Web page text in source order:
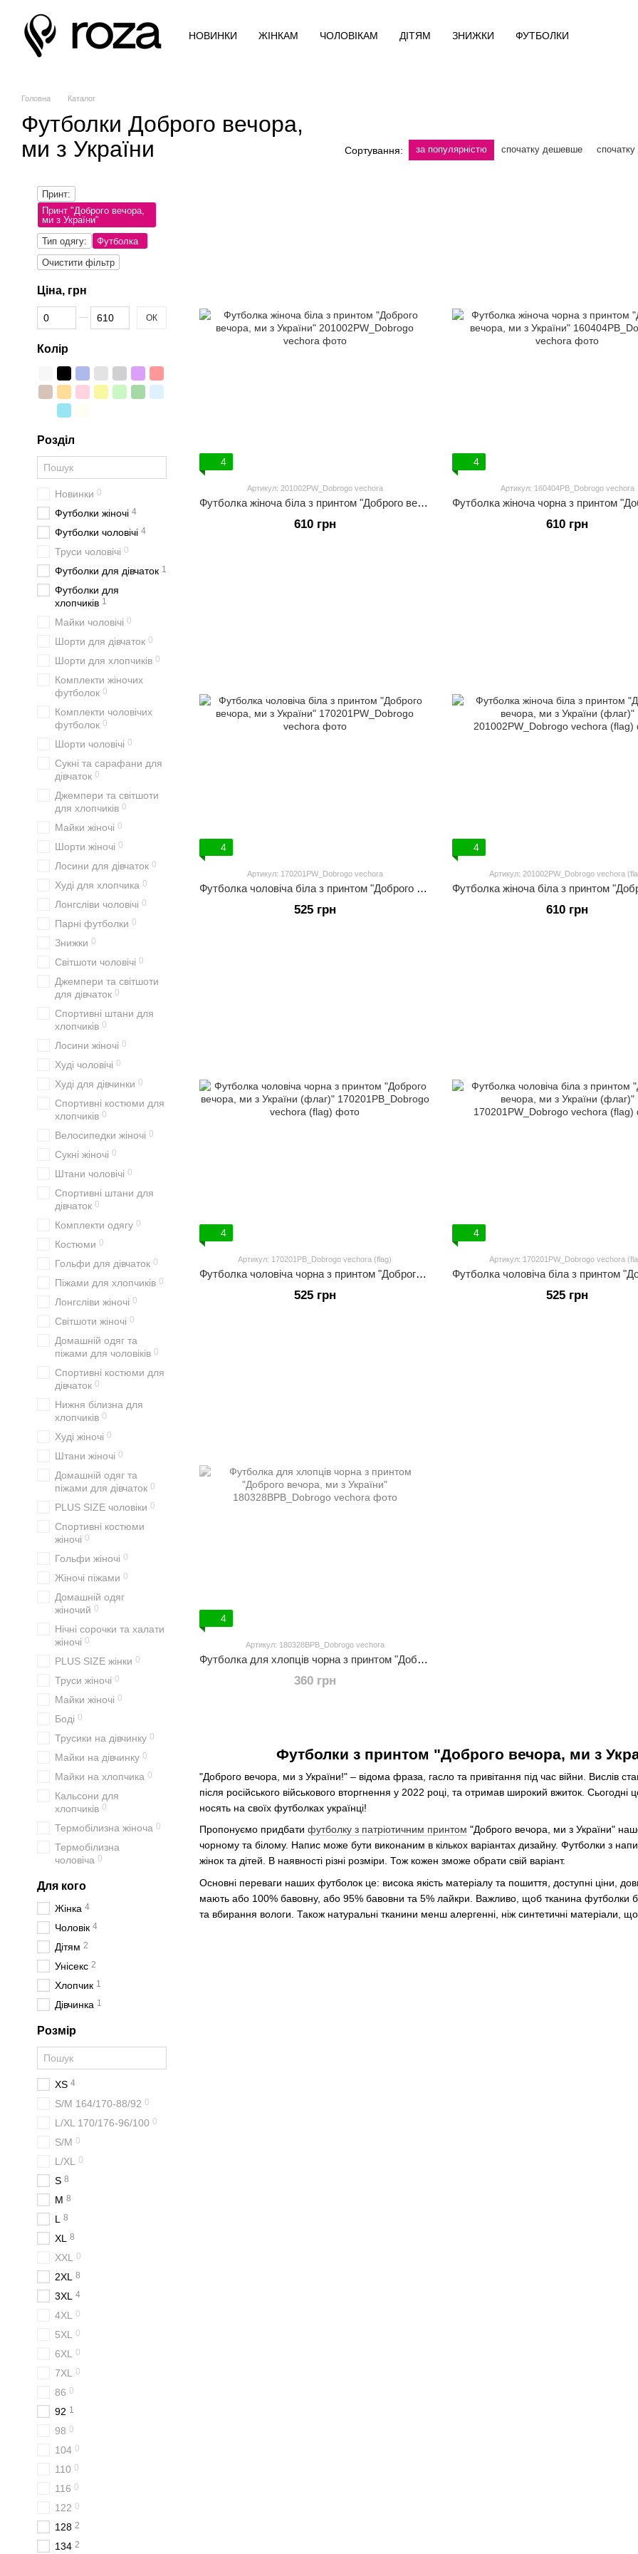
НОВИНКИ ЖІНКАМ ЧОЛОВІКАМ ДІТЯМ ЗНИЖКИ ФУТБОЛКИ
Головна Каталог
Футболки Доброго вечора,
ми з України
Сортування: за популярністю спочатку дешевше спочатку
Футболки з принтом "Доброго вечора, ми з
"Доброго вечора, ми з України!" – відома фраза, гасло та привітання під час війни. Вислів
після російського військового вторгнення у 2022 році, та отримав широкий вжиток.
носять на своїх футболках українці!
Пропонуємо придбати футболку з патріотичним принтом "Доброго вечора, ми з України"
чорному та білому. Напис може бути виконаним в кількох варіантах дизайну. Футболки з
жінок та дітей. В наявності різні розміри. Тож кожен зможе обрати свій варіант.
Основні переваги наших футболок це: висока якість матеріалу та пошиття, доступні ціни,
мають або 100% бавовну, або 95% бавовни та 5% лайкри. Важливо, щоб тканина футболки
та вбирання вологи. Також натуральні тканини менш алергенні, ніж синтетичні матеріали,
4
Артикул: 201002PW_Dobrogo vechora
Футболка жіноча біла з принтом "Доброго вечора, ми з України"
610 грн
4
Артикул: 160404PB_Dobrogo vechora
610 грн
4
Артикул: 170201PW_Dobrogo vechora
Футболка чоловіча біла з принтом "Доброго вечора, ми з України"
525 грн
4
Артикул: 201002PW_Dobrogo vechora
610 грн
4
Артикул: 170201PB_Dobrogo vechora (flag)
Футболка чоловіча чорна з принтом "Доброго вечора, ми з України (флаг)"
525 грн
4
Артикул: 170201PW_Dobrogo vechora
525 грн
4
Артикул: 180328BPB_Dobrogo vechora
Футболка для хлопців чорна з принтом "Доброго вечора, ми з України"
360 грн
Принт:
Принт "Доброго вечора,
ми з України"
Тип одягу:
Футболка
Очистити фільтр
Ціна, грн
Від Ціна, грн
До Ціна, грн ОК
Колір
Розділ
Новинки 0
Футболки жіночі 4
Футболки чоловічі 4
Труси чоловічі 0
Футболки для дівчаток 1
Футболки для
хлопчиків 1
Майки чоловічі 0
Шорти для дівчаток 0
Шорти для хлопчиків 0
Комплекти жіночих
футболок 0
Комплекти чоловічих
футболок 0
Шорти чоловічі 0
Сукні та сарафани для
дівчаток 0
Джемпери та світшоти
для хлопчиків 0
Майки жіночі 0
Шорти жіночі 0
Лосини для дівчаток 0
Худі для хлопчика 0
Лонгсліви чоловічі 0
Парні футболки 0
Знижки 0
Світшоти чоловічі 0
Джемпери та світшоти
для дівчаток 0
Спортивні штани для
хлопчиків 0
Лосини жіночі 0
Худі чоловічі 0
Худі для дівчинки 0
Спортивні костюми для
хлопчиків 0
Велосипедки жіночі 0
Сукні жіночі 0
Штани чоловічі 0
Спортивні штани для
дівчаток 0
Комплекти одягу 0
Костюми 0
Гольфи для дівчаток 0
Піжами для хлопчиків 0
Лонгсліви жіночі 0
Світшоти жіночі 0
Домашній одяг та
піжами для чоловіків 0
Спортивні костюми для
дівчаток 0
Нижня білизна для
хлопчиків 0
Худі жіночі 0
Штани жіночі 0
Домашній одяг та
піжами для дівчаток 0
PLUS SIZE чоловіки 0
Спортивні костюми
жіночі 0
Гольфи жіночі 0
Жіночі піжами 0
Домашній одяг
жіночий 0
Нічні сорочки та халати
жіночі 0
PLUS SIZE жінки 0
Труси жіночі 0
Майки жіночі 0
Боді 0
Трусики на дівчинку 0
Майки на дівчинку 0
Майки на хлопчика 0
Кальсони для
хлопчиків 0
Термобілизна жіноча 0
Термобілизна
чоловіча 0
Для кого
Жінка 4
Чоловік 4
Дітям 2
Унісекс 2
Хлопчик 1
Дівчинка 1
Розмір
XS 4
S/M 164/170-88/92 0
L/XL 170/176-96/100 0
S/M 0
L/XL 0
S 8
M 8
L 8
XL 8
XXL 0
2XL 8
3XL 4
4XL 0
5XL 0
6XL 0
7XL 0
86 0
92 1
98 0
104 0
110 0
116 0
122 0
128 2
134 2